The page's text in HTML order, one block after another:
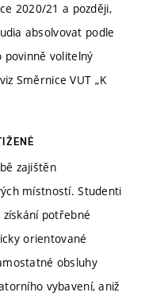
2020/21 a později,
absolvovat podle
povinně volitelný
Směrnice VUT „K
zajištěn
místností. Studenti
potřebné
orientované
obsluhy
vybavení, aniž